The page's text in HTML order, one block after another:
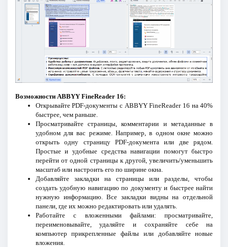
Возможности ABBYY FineReader 16:
Открывайте PDF-документы с ABBYY FineReader 16 на 40%
быстрее, чем раньше.
Просматривайте страницы, комментарии и метаданные в
удобном для вас режиме. Например, в одном окне можно
открыть одну страницу PDF-документа или две рядом.
Простые и удобные средства навигации помогут быстро
перейти от одной страницы к другой, увеличить/уменьшить
масштаб или настроить его по ширине окна.
Добавляйте закладки на страницы или разделы, чтобы
создать удобную навигацию по документу и быстрее найти
нужную информацию. Все закладки видны на отдельной
панели, где их можно редактировать или удалять.
Работайте с вложенными файлами: просматривайте,
переименовывайте, удаляйте и сохраняйте себе на
компьютер прикрепленные файлы или добавляйте новые
вложения.